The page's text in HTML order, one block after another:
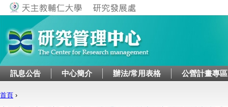
Jump to navigation
訊息公告 中心簡介 辦法/常用表格 公營計畫專區
首頁 ›